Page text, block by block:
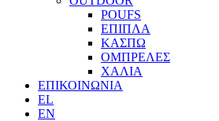
POUFS
ΕΠΙΠΛΑ
ΚΑΣΠΩ
ΟΜΠΡΕΛΕΣ
ΧΑΛΙΑ
ΕΠΙΚΟΙΝΩΝΙΑ
EL
EN